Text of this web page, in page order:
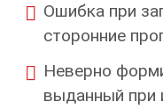
Ошибка при
сторонние
Неверно
выданный при